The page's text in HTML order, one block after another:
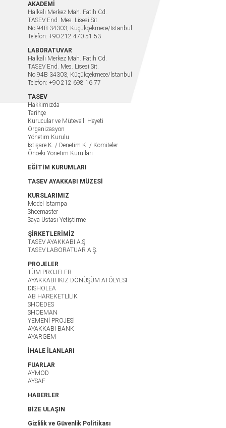
AKADEMİ
Halkalı Merkez Mah. Fatih Cd.
TASEV End. Mes. Lisesi Sit.
No:94B 34303, Küçükçekmece/İstanbul
Telefon: +90 212 470 51 53
LABORATUVAR
Halkalı Merkez Mah. Fatih Cd.
TASEV End. Mes. Lisesi Sit.
No:94B 34303, Küçükçekmece/İstanbul
Telefon: +90 212 698 16 77
TASEV
Hakkımızda
Tarihçe
Kurucular ve Mütevelli Heyeti
Organizasyon
Yönetim Kurulu
İstişare K. / Denetim K. / Komiteler
Önceki Yönetim Kurulları
EĞİTİM KURUMLARI
TASEV AYAKKABI MÜZESİ
KURSLARIMIZ
Model Istampa
Shoemaster
Saya Ustası Yetiştirme
ŞİRKETLERİMİZ
TASEV AYAKKABI A.Ş.
TASEV LABORATUAR A.Ş.
PROJELER
TÜM PROJELER
AYAKKABI İKİZ DÖNÜŞÜM ATÖLYESİ
DISHOLEA
AB HAREKETLİLİK
SHOEDES
SHOEMAN
YEMENİ PROJESİ
AYAKKABI BANK
AYARGEM
İHALE İLANLARI
FUARLAR
AYMOD
AYSAF
HABERLER
BİZE ULAŞIN
Gizlilik ve Güvenlik Politikası